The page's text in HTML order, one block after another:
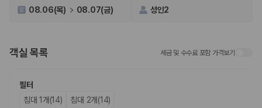
제주도 렌트카는 업체마다 차량 가격, 보험 조건, 면책금, 보상 한도, 인수
장소, 취소 규정이 다릅니다. 카모아는 여러 제주 렌트카 업체의 조건을 한
업체별 가격비교:
제주 렌트카 업체별 실시간 예약 가능 차량과 요금
차종별 최저가 비교:
인원에 맞는 차종별 가격을 비교합니다.
보험 조건 비교:일반자차, 완전자차, 슈퍼자차의 면책금과 보상 한
08.06(목) 08.07(금) 성인2
객실 목록 세금 및 수수료 포함 가격보기
필터
침대 1개(14)
침대 2개(14)